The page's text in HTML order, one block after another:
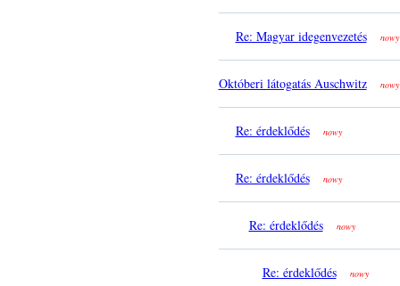
Re: Magyar idegenvezetés nowy
Októberi látogatás Auschwitz nowy
Re: érdeklődés nowy
Re: érdeklődés nowy
Re: érdeklődés nowy
Re: érdeklődés nowy